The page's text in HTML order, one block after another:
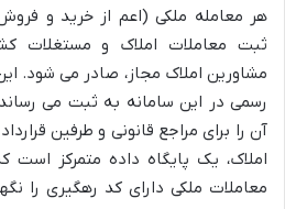
هر معامله ملکی (اعم از خرید و
مشاورین املاک مجاز، صادر می شود.
رسمی در این سامانه به ثبت می
آن را برای مراجع قانونی و طرفین
املاک، یک پایگاه داده متمرکز است
معاملات ملکی دارای کد رهگیری را